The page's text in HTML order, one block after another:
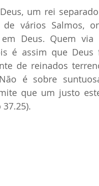
um rei
vários Salmos,
Deus. Quem
é assim que
de reinados
é sobre
que um justo